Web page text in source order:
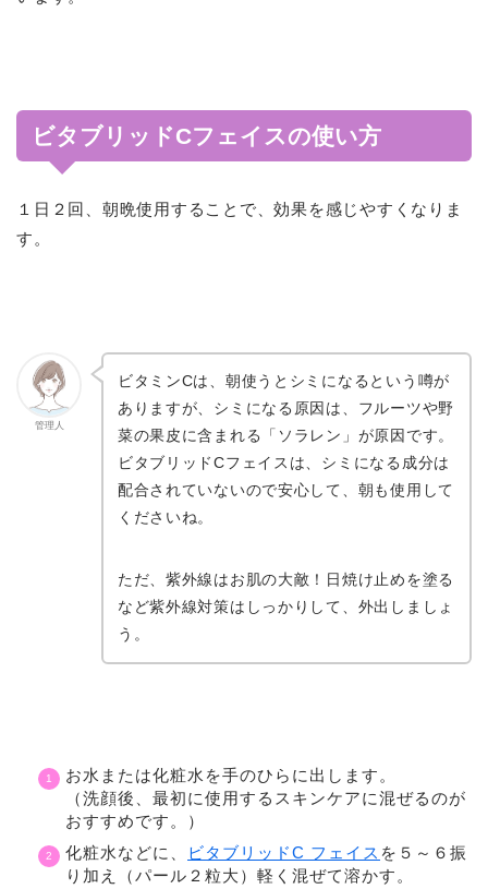
ビタブリッドCフェイスの使い方
１日２回、朝晩使用することで、効果を感じやすくなりま
す。
管理人
ビタミンCは、朝使うとシミになるという噂が
ありますが、シミになる原因は、フルーツや野
菜の果皮に含まれる「ソラレン」が原因です。
ビタブリッドCフェイスは、シミになる成分は
配合されていないので安心して、朝も使用して
くださいね。
ただ、紫外線はお肌の大敵！日焼け止めを塗る
など紫外線対策はしっかりして、外出しましょ
う。
お水または化粧水を手のひらに出します。
（洗顔後、最初に使用するスキンケアに混ぜるのが
おすすめです。）
化粧水などに、
ビタブリッドC フェイス を５～６振
り加え（パール２粒大）軽く混ぜて溶かす。